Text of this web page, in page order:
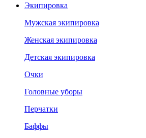
Экипировка
Мужская экипировка
Женская экипировка
Детская экипировка
Очки
Головные уборы
Перчатки
Баффы